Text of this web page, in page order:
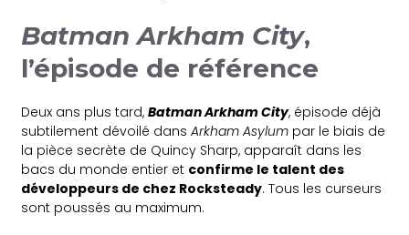
Batman Arkham City,
l’épisode de référence
Deux ans plus tard,Batman Arkham City, épisode déjà
subtilement dévoilé dans Arkham Asylum par le biais de
la pièce secrète de Quincy Sharp, apparaît dans les
bacs du monde entier et confirme le talent des
développeurs de chez Rocksteady. Tous les curseurs
sont poussés au maximum.